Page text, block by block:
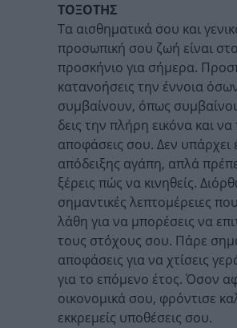
ΤΟΞΟΤΗΣ
Τα αισθηματικά σου και
προσωπική σου ζωή είναι στο
προσκήνιο για σήμερα.
κατανοήσεις την έννοια
συμβαίνουν, όπως
δεις την πλήρη εικόνα και να
αποφάσεις σου. Δεν υπάρχει
απόδειξης αγάπη, απλά
ξέρεις πώς να κινηθείς.
σημαντικές λεπτομέρειες
λάθη για να μπορέσεις να
τους στόχους σου. Πάρε
αποφάσεις για να χτίσεις
για το επόμενο έτος. Όσον
οικονομικά σου, φρόντισε
εκκρεμείς υποθέσεις σου.